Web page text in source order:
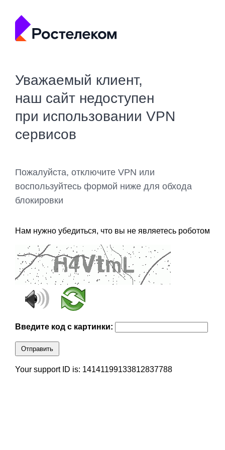
Уважаемый клиент,
наш сайт недоступен
при использовании VPN
сервисов
Пожалуйста, отключите VPN или
воспользуйтесь формой ниже для обхода
блокировки
Нам нужно убедиться, что вы не являетесь роботом
Введите код с картинки:
Отправить
Your support ID is: 14141199133812837788